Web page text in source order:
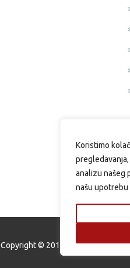
Koristimo
analizu našeg
našu upotrebu
Copyright © 2015 Okusi.eu | Web